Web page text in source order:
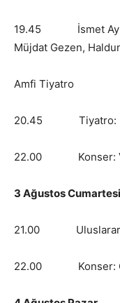
19.45 İsmet Ay
Müjdat Gezen,
Amfi Tiyatro
20.45 Tiyatro:
22.00 Konser:
3 Ağustos Cumartesi
21.00
22.00 Konser: